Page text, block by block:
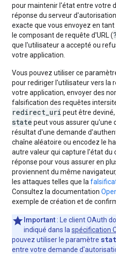
pour maintenir l'état entre votre
réponse du serveur
exacte que vous envoyez en tant
le composant de requête d'URL (?
que l'utilisateur a accepté ou
votre application.
Vous pouvez utiliser ce
pour rediriger l'utilisateur vers la
votre application, envoyer des
falsification des requêtes
redirect_uri peut être
state peut vous assurer qu'une
résultat d'une demande
chaîne aléatoire ou encodez le
autre valeur qui capture l'état du
réponse pour vous assurer en
proviennent du même
les attaques telles que la
Consultez la documentation
exemple de création et de
Important : Le client OAuth
indiqué dans la spécification
pouvez utiliser le paramètre
entre votre demande